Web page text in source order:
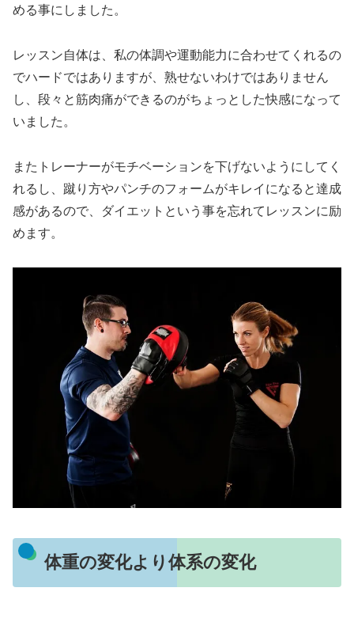
める事にしました。
レッスン自体は、私の体調や運動能力に合わせてくれるの
でハードではありますが、熟せないわけではありません
し、段々と筋肉痛ができるのがちょっとした快感になって
いました。
またトレーナーがモチベーションを下げないようにしてく
れるし、蹴り方やパンチのフォームがキレイになると達成
感があるので、ダイエットという事を忘れてレッスンに励
めます。
体重の変化より体系の変化